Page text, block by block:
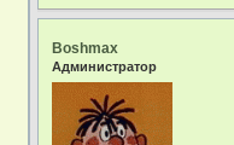
Boshmax
Администратор